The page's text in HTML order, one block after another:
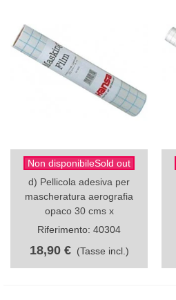
Non disponibileSold out
d) Pellicola adesiva per
mascheratura aerografia
opaco 30 cms x
Riferimento: 40304
18,90 € (Tasse incl.)